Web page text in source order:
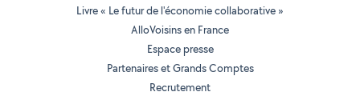
Livre « Le futur de l'économie collaborative »
AlloVoisins en France
Espace presse
Partenaires et Grands Comptes
Recrutement